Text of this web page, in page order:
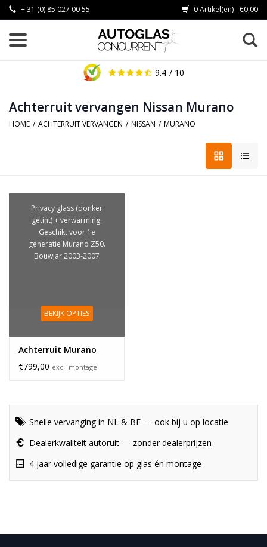
+ 31 (0) 85 027 00 55 0 Artikel(en) - €0,00
9.4 / 10
Achterruit vervangen Nissan Murano
HOME / ACHTERRUIT VERVANGEN / NISSAN / MURANO
Privacy glass (donker
getint) + verwarming.
Geschikt voor 1e
generatie Murano Z50.
Bouwjar 2003-2007
BEKIJK OPTIES
Achterruit Murano
€799,00 excl. montage
Snelle vervanging in NL & BE — ook bij u op locatie
Dealerkwaliteit autoruit — zonder dealerprijzen
4 jaar volledige garantie op glas én montage